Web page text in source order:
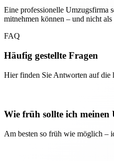
Eine professionelle Umzugsfirma
mitnehmen können – und nicht
FAQ
Häufig gestellte Fragen
Hier finden Sie Antworten auf die
Wie früh sollte ich meinen
Am besten so früh wie möglich –